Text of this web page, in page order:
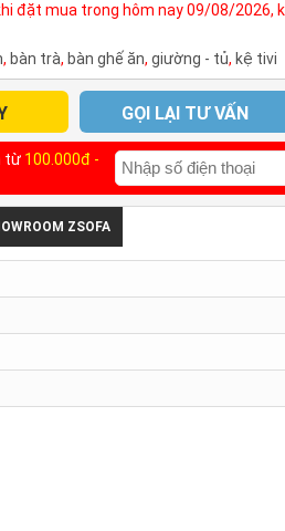
đặt mua trong hôm nay 09/08/2026,
, bàn trà, bàn ghế ăn, giường - tủ, kệ tivi
GỌI LẠI TƯ VẤN
từ 100.000đ -
ZSOFA